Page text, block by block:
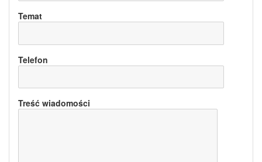
Temat
Telefon
Treść wiadomości